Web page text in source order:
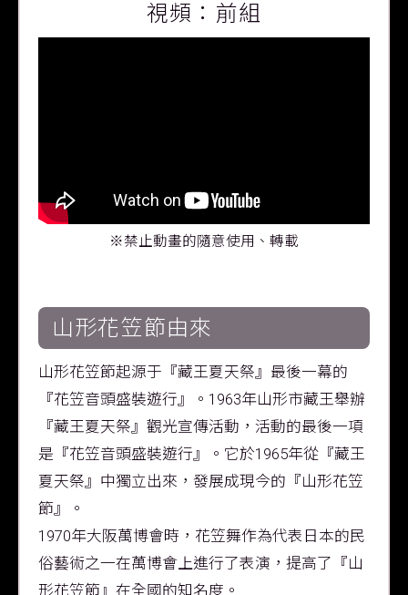
視頻：前組
※禁止動畫的隨意使用、轉載
山形花笠節由來
山形花笠節起源于『藏王夏天祭』最後一幕的
『花笠音頭盛裝遊行』。1963年山形市藏王舉辦
『藏王夏天祭』觀光宣傳活動，活動的最後一項
是『花笠音頭盛裝遊行』。它於1965年從『藏王
夏天祭』中獨立出來，發展成現今的『山形花笠
節』。
1970年大阪萬博會時，花笠舞作為代表日本的民
俗藝術之一在萬博會上進行了表演，提高了『山
形花笠節』在全國的知名度。